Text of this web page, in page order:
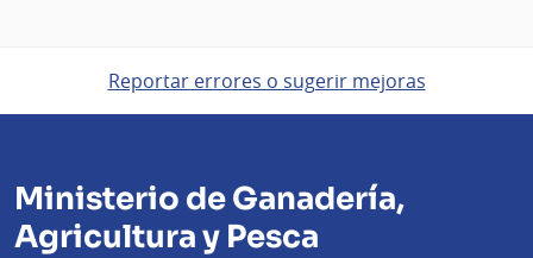
Reportar errores o sugerir mejoras
Ministerio de Ganadería,
Agricultura y Pesca